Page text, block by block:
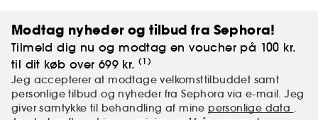
Modtag nyheder og tilbud fra Sephora!
Tilmeld dig nu og modtag en voucher på 100 kr.
til dit køb over 699 kr. (1)
Jeg accepterer at modtage velkomsttilbuddet samt
personlige tilbud og nyheder fra Sephora via e-mail. Jeg
giver samtykke til behandling af mine personlige data .